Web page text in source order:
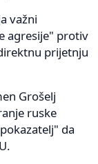
važni
agresije" protiv
prijetnju
Grošelj
ruske
da